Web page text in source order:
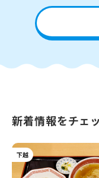
新着情報をチェ
下越